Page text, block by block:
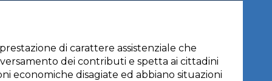
di carattere assistenziale che
dei contributi e spetta ai cittadini
economiche disagiate ed abbiano situazioni